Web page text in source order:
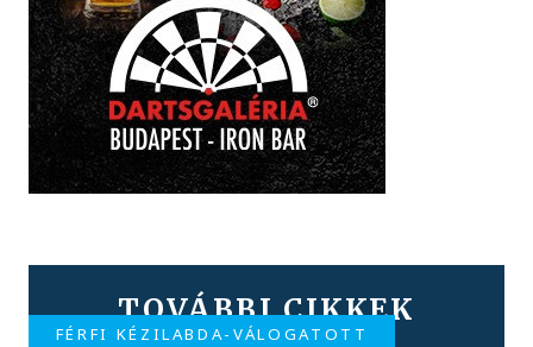
TOVÁBBI CIKKEK
FÉRFI KÉZILABDA-VÁLOGATOTT